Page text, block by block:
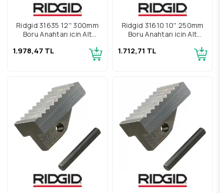
Ridgid 31635 12'' 300mm
Boru Anahtarı için Alt
1.978,47 TL
Ridgid 31610 10'' 250mm
Boru Anahtarı için Alt
1.712,71 TL